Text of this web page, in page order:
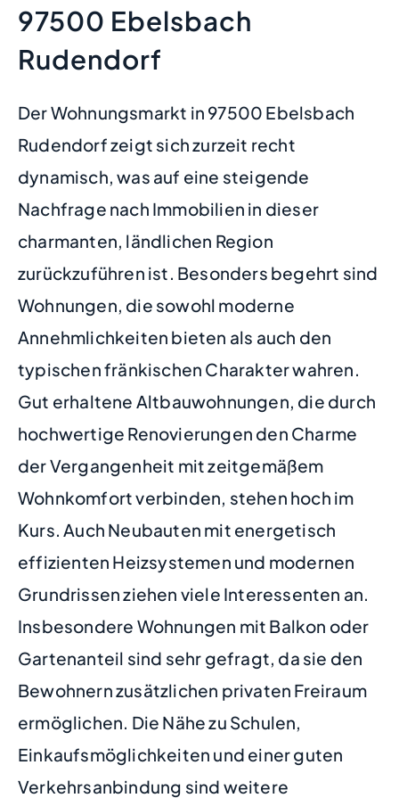
97500 Ebelsbach
Rudendorf
Der Wohnungsmarkt in 97500 Ebelsbach
Rudendorf zeigt sich zurzeit recht
dynamisch, was auf eine steigende
Nachfrage nach Immobilien in dieser
charmanten, ländlichen Region
zurückzuführen ist. Besonders begehrt sind
Wohnungen, die sowohl moderne
Annehmlichkeiten bieten als auch den
typischen fränkischen Charakter wahren.
Gut erhaltene Altbauwohnungen, die durch
hochwertige Renovierungen den Charme
der Vergangenheit mit zeitgemäßem
Wohnkomfort verbinden, stehen hoch im
Kurs. Auch Neubauten mit energetisch
effizienten Heizsystemen und modernen
Grundrissen ziehen viele Interessenten an.
Insbesondere Wohnungen mit Balkon oder
Gartenanteil sind sehr gefragt, da sie den
Bewohnern zusätzlichen privaten Freiraum
ermöglichen. Die Nähe zu Schulen,
Einkaufsmöglichkeiten und einer guten
Verkehrsanbindung sind weitere